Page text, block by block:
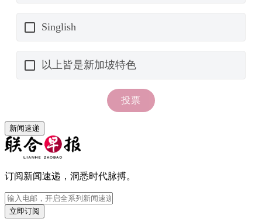
新闻速递
订阅新闻速递，洞悉时代脉搏。
立即订阅